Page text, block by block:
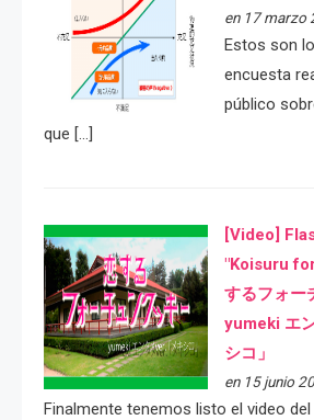
en 17 marzo
Estos son
encuesta
público
que […]
[Video]
"Koisuru
するフォー
yumeki エ
シコ」
en 15 junio
Finalmente tenemos listo el video